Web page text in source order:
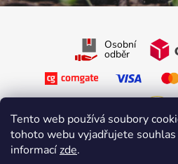
Tento web používá soubory
tohoto webu vyjadřujete souhlas
informacízde.
Osobní
odběr